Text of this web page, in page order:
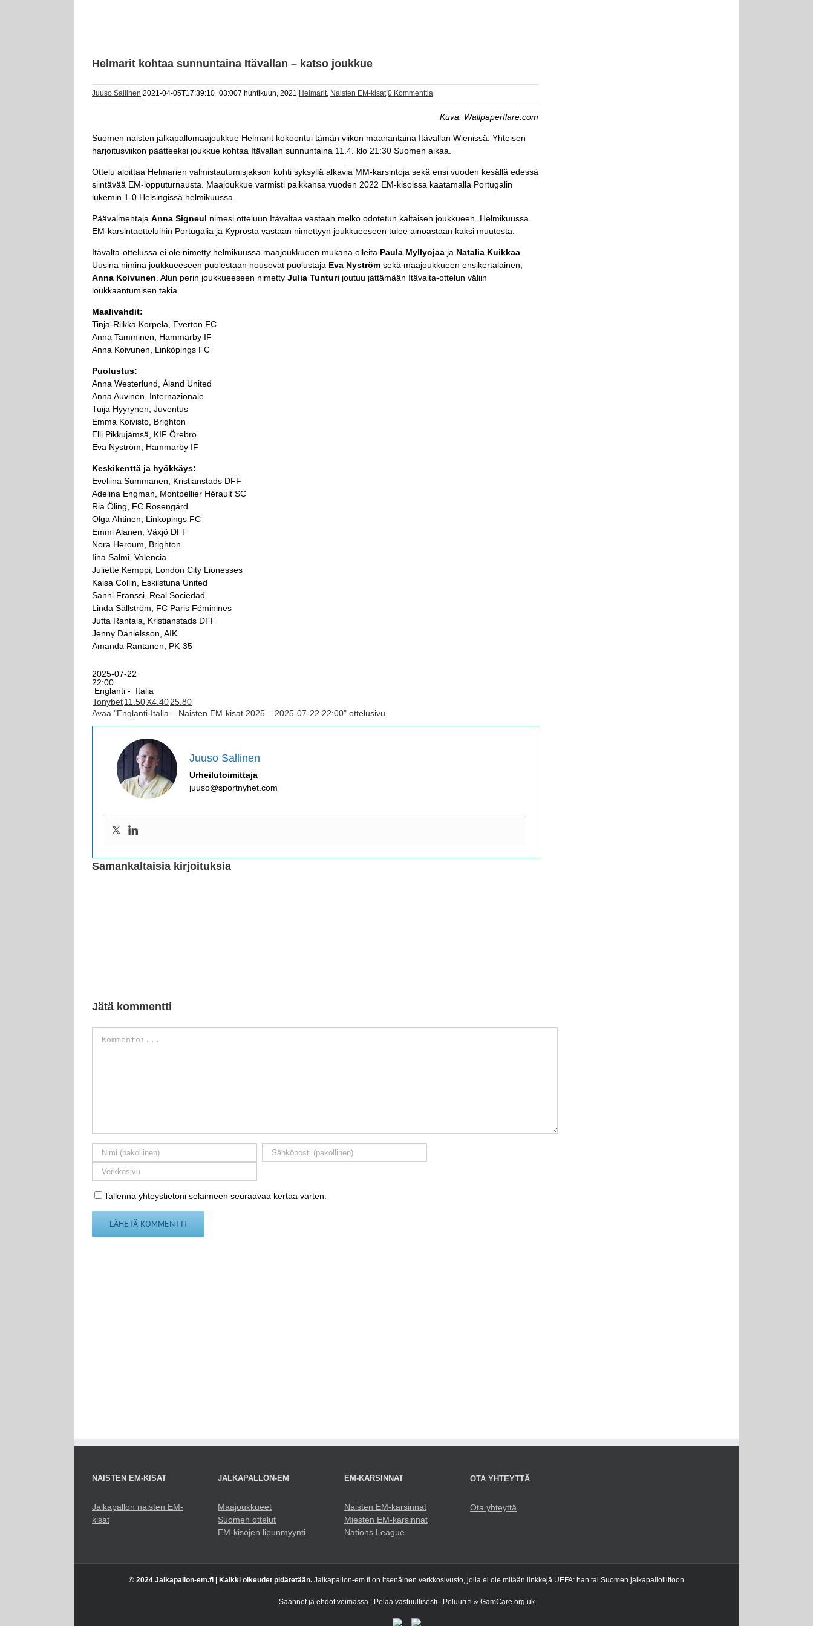
Helmarit kohtaa sunnuntaina Itävallan – katso joukkue
Juuso Sallinen 2021-04-05T17:39:10+03:007 huhtikuun, 2021 Helmarit, Naisten EM-kisat|0 Kommenttia
Kuva: Wallpaperflare.com
Suomen naisten jalkapallomaajoukkue Helmarit kokoontui tämän viikon maanantaina Itävallan Wienissä. Yhteisen
harjoitusviikon päätteeksi joukkue kohtaa Itävallan sunnuntaina 11.4. klo 21:30 Suomen aikaa.
Ottelu aloittaa Helmarien valmistautumisjakson kohti syksyllä alkavia MM-karsintoja sekä ensi vuoden kesällä edessä
siintävää EM-lopputurnausta. Maajoukkue varmisti paikkansa vuoden 2022 EM-kisoissa kaatamalla Portugalin
lukemin 1-0 Helsingissä helmikuussa.
Päävalmentaja Anna Signeul nimesi otteluun Itävaltaa vastaan melko odotetun kaltaisen joukkueen. Helmikuussa
EM-karsintaotteluihin Portugalia ja Kyprosta vastaan nimettyyn joukkueeseen tulee ainoastaan kaksi muutosta.
Itävalta-ottelussa ei ole nimetty helmikuussa maajoukkueen mukana olleita Paula Myllyojaa ja Natalia Kuikkaa
Uusina niminä joukkueeseen puolestaan nousevat puolustaja Eva Nyström sekä maajoukkueen ensikertalainen,
Anna Koivunen . Alun perin joukkueeseen nimetty Julia Tunturi joutuu jättämään Itävalta-ottelun väliin
loukkaantumisen takia.
Maalivahdit:
Tinja-Riikka Korpela, Everton FC
Anna Tamminen, Hammarby IF
Anna Koivunen, Linköpings FC
Puolustus:
Anna Westerlund, Åland United
Anna Auvinen, Internazionale
Tuija Hyyrynen, Juventus
Emma Koivisto, Brighton
Elli Pikkujämsä, KIF Örebro
Eva Nyström, Hammarby IF
Keskikenttä ja hyökkäys:
Eveliina Summanen, Kristianstads DFF
Adelina Engman, Montpellier Hérault SC
Ria Öling, FC Rosengård
Olga Ahtinen, Linköpings FC
Emmi Alanen, Växjö DFF
Nora Heroum, Brighton
Iina Salmi, Valencia
Juliette Kemppi, London City Lionesses
Kaisa Collin, Eskilstuna United
Sanni Franssi, Real Sociedad
Linda Sällström, FC Paris Féminines
Jutta Rantala, Kristianstads DFF
Jenny Danielsson, AIK
Amanda Rantanen, PK-35
2025-07-22
22:00
Englanti -
Italia
Tonybet11.50X4.4025.80
Avaa "Englanti-Italia – Naisten EM-kisat 2025 – 2025-07-22 22:00" ottelusivu
Juuso Sallinen
Urheilutoimittaja
juuso@sportnyhet.com
Samankaltaisia kirjoituksia
Jätä kommentti
Tallenna yhteystietoni selaimeen seuraavaa kertaa varten.
NAISTEN EM-KISAT
Jalkapallon naisten EM-
kisat
JALKAPALLON-EM
Maajoukkueet
Suomen ottelut
EM-kisojen lipunmyynti
EM-KARSINNAT
Naisten EM-karsinnat
Miesten EM-karsinnat
Nations League
OTA YHTEYTTÄ
Ota yhteyttä
© 2024 Jalkapallon-em.fi | Kaikki oikeudet pidätetään. Jalkapallon-em.fi on itsenäinen verkkosivusto, jolla ei ole mitään linkkejä UEFA: han tai Suomen jalkapalloliittoon
Säännöt ja ehdot voimassa | Pelaa vastuullisesti | Peluuri.fi & GamCare.org.uk